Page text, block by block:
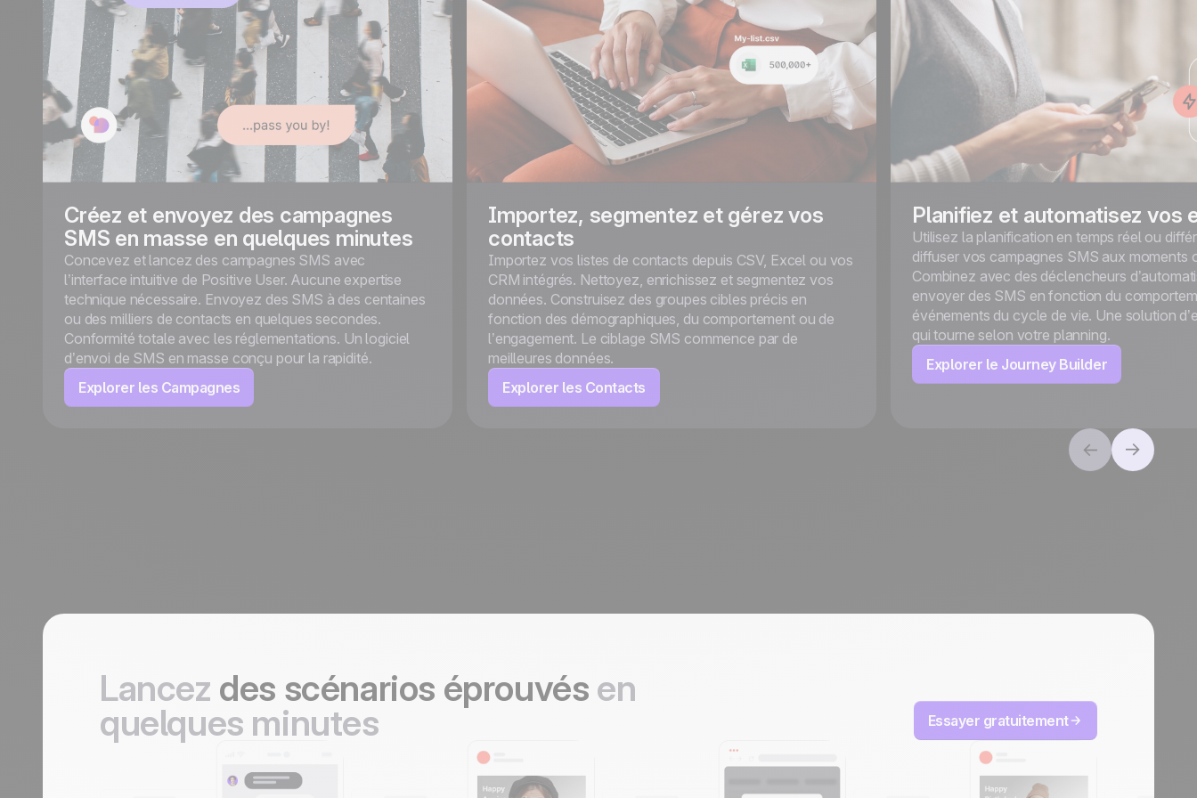
Créez et envoyez des campagnes
SMS en masse en quelques minutes
Concevez et lancez des campagnes SMS avec
l’interface intuitive de Positive User. Aucune expertise
technique nécessaire. Envoyez des SMS à des centaines
ou des milliers de contacts en quelques secondes.
Conformité totale avec les réglementations. Un logiciel
d’envoi de SMS en masse conçu pour la rapidité.
Explorer les Campagnes
Importez, segmentez et gérez vos
contacts
Importez vos listes de contacts depuis CSV, Excel ou vos
CRM intégrés. Nettoyez, enrichissez et segmentez vos
données. Construisez des groupes cibles précis en
fonction des démographiques, du comportement ou de
l’engagement. Le ciblage SMS commence par de
meilleures données.
Explorer les Contacts
Planifiez et automatisez vos
Utilisez la planification en temps réel ou
diffuser vos campagnes SMS aux moments
Combinez avec des déclencheurs
envoyer des SMS en fonction du
événements du cycle de vie. Une solution
qui tourne selon votre planning.
Explorer le Journey Builder
Lancez des scénarios éprouvés en
quelques minutes Essayer gratuitement